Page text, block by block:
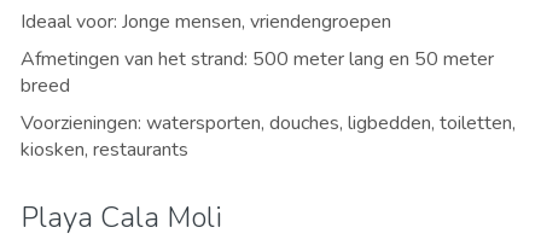
Ideaal voor: Jonge mensen, vriendengroepen
Afmetingen van het strand: 500 meter lang en 50 meter
breed
Voorzieningen: watersporten, douches, ligbedden, toiletten,
kiosken, restaurants
Playa Cala Moli